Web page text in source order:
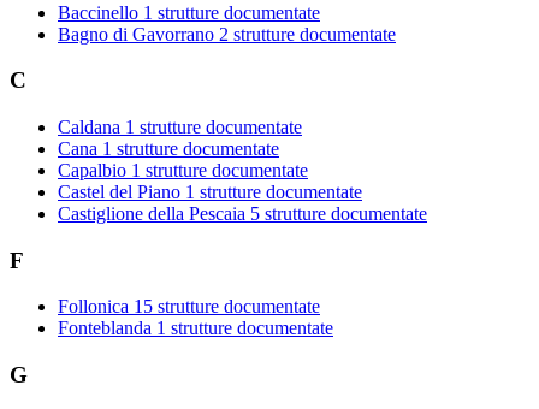
Baccinello 1 strutture documentate
Bagno di Gavorrano 2 strutture documentate
C
Caldana 1 strutture documentate
Cana 1 strutture documentate
Capalbio 1 strutture documentate
Castel del Piano 1 strutture documentate
Castiglione della Pescaia 5 strutture documentate
F
Follonica 15 strutture documentate
Fonteblanda 1 strutture documentate
G